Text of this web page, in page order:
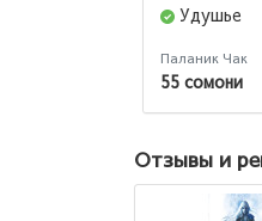
Удушье
Паланик Чак
55 сомони
Отзывы и